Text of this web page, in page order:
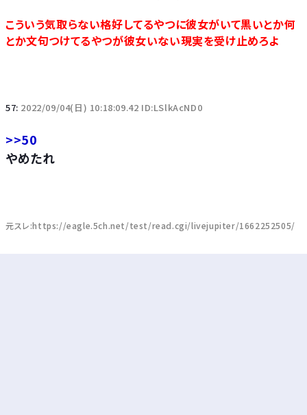
こういう気取らない格好してるやつに彼女がいて黒いとか何
とか文句つけてるやつが彼女いない現実を受け止めろよ
57: 2022/09/04(日) 10:18:09.42 ID:LSlkAcND0
>>50
やめたれ
元スレ:https://eagle.5ch.net/test/read.cgi/livejupiter/1662252505/